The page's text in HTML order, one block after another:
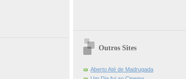
Outros Sites
Aberto Até de Madrugada